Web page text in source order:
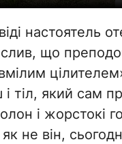
настоятель
що
тіл, який сам
і жорстокі
не він,